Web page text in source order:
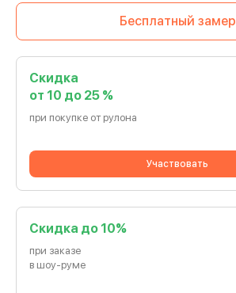
Бесплатный замер
Скидка
от 10 до 25 %
при покупке от рулона
Участвовать
Cкидка до 10%
при заказе
в шоу-руме